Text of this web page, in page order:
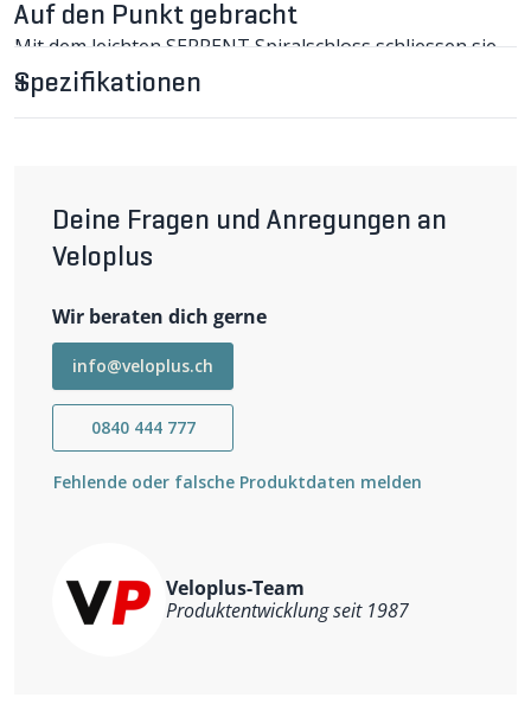
Auf den Punkt gebracht
Mit dem leichten SERPENT Spiralschloss schliessen sie
ihr Velo überall, schnell und einfach ab.
SERPENT Spiralschloss im Detail
Einfach gebaut, jedoch mit unschlagbarem Preis-
Grösse: 150cm x 6mm
V-Level: 2
Sicherheit: das V-Level von Veloplus
Hersteller ihre Schlösser oft mit einem Sicherheitslevel,
allerdings sind diese auf dem Markt nicht vergleichbar
mit Konkurrenzprodukten. Aus diesem Grund ist jedes
Schloss im Veloplus-Sortiment mit einem
Sicherheitslevel, dem sogenannten V-Level, deklariert.
Spezifikationen
Deine Fragen und Anregungen an
Veloplus
Wir beraten dich gerne
info@veloplus.ch
0840 444 777
Fehlende oder falsche Produktdaten melden
Veloplus-Team
Produktentwicklung seit 1987